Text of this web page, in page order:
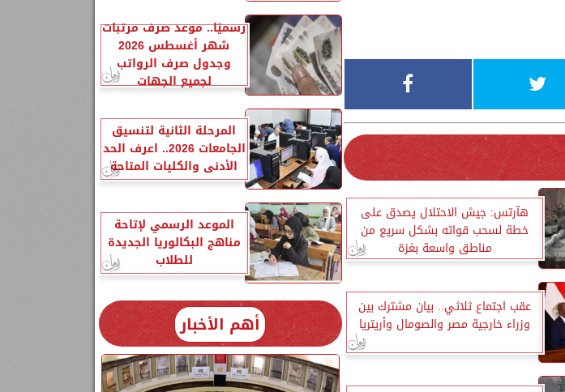
هآرتس: جيش الاحتلال يصدق على
خطة لسحب قواته بشكل سريع من
مناطق واسعة بغزة
عقب اجتماع ثلاثي.. بيان مشترك بين
وزراء خارجية مصر والصومال وأريتريا
رسميًا.. موعد صرف مرتبات
شهر أغسطس 2026
وجدول صرف الرواتب
لجميع الجهات
المرحلة الثانية لتنسيق
الجامعات 2026.. اعرف الحد
الأدنى والكليات المتاحة
الموعد الرسمي لإتاحة
مناهج البكالوريا الجديدة
للطلاب
أهم الأخبار